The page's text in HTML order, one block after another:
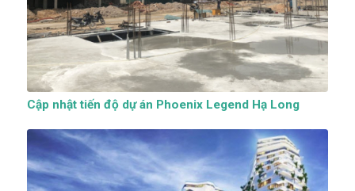
Cập nhật tiến độ dự án Phoenix Legend Hạ Long